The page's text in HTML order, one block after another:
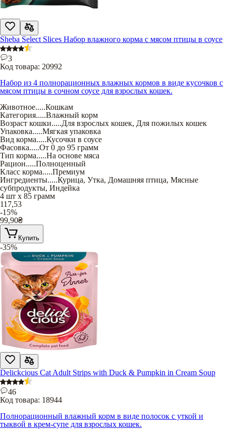
Sheba Select Slices Набор влажного корма с мясом птицы в соусе
3
Код товара: 20992
Набор из 4 полнорационных влажных кормов в виде кусочков с
мясом птицы в сочном соусе для взрослых кошек.
Животное.....Кошкам
Категория.....Влажный корм
Возраст кошки.....Для взрослых кошек, Для пожилых кошек
Упаковка.....Мягкая упаковка
Вид корма.....Кусочки в соусе
Фасовка.....От 0 до 95 грамм
Тип корма.....На основе мяса
Рацион.....Полноценный
Класс корма.....Премиум
Ингредиенты.....Курица, Утка, Домашняя птица, Мясные
субпродукты, Индейка
4 шт х 85 грамм
117,53
-15%
99,90₴
Купить
-35%
Delickcious Cat Adult Strips with Duck & Pumpkin in Cream Soup
46
Код товара: 18944
Полнорационный влажный корм в виде полосок с уткой и
тыквой в крем-супе для взрослых кошек.